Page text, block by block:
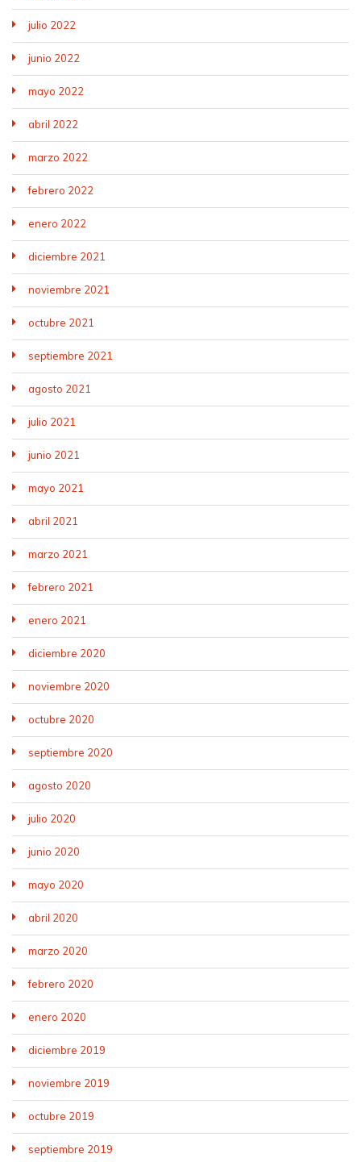
julio 2022
junio 2022
mayo 2022
abril 2022
marzo 2022
febrero 2022
enero 2022
diciembre 2021
noviembre 2021
octubre 2021
septiembre 2021
agosto 2021
julio 2021
junio 2021
mayo 2021
abril 2021
marzo 2021
febrero 2021
enero 2021
diciembre 2020
noviembre 2020
octubre 2020
septiembre 2020
agosto 2020
julio 2020
junio 2020
mayo 2020
abril 2020
marzo 2020
febrero 2020
enero 2020
diciembre 2019
noviembre 2019
octubre 2019
septiembre 2019